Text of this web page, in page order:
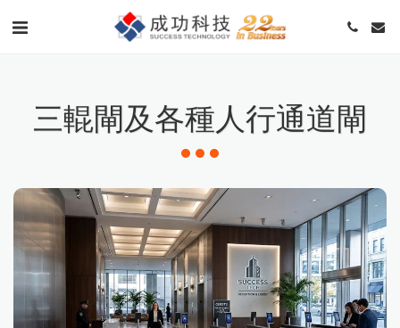
三輥閘及各種人行通道閘